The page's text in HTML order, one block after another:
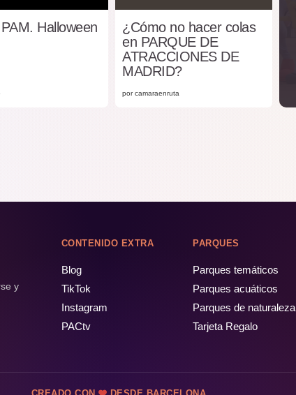
Halloween
¿Cómo no hacer colas
en PARQUE DE
ATRACCIONES DE
MADRID?
por camaraenruta
y
CONTENIDO EXTRA
Blog
TikTok
Instagram
PACtv
PARQUES
Parques temáticos
Parques acuáticos
Parques de naturaleza
Tarjeta Regalo